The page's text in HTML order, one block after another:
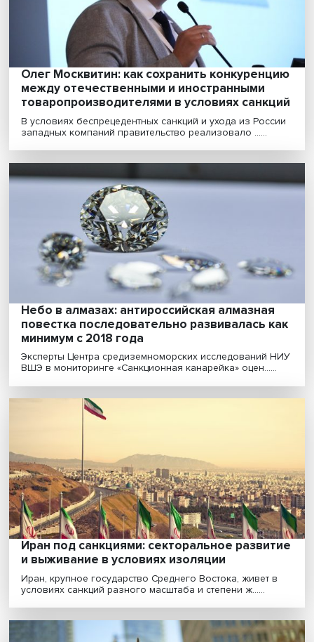
«черные рыцари» в преодолении санкций
Зачем вводят санкции, если они неэффективны, кто
«черные рыцари» и как они могут помочь рос......
Валерий Миронов: идет быстрая
трансформация российской экономики
Весной этого года многие экономисты и эксперты
прочили России экономический крах. Но этого не
Россия-2022: мрачные прогнозы не
Российская экономика за 11 месяцев этого года
сократилась на 2,1%. Такую оценку выпустило на